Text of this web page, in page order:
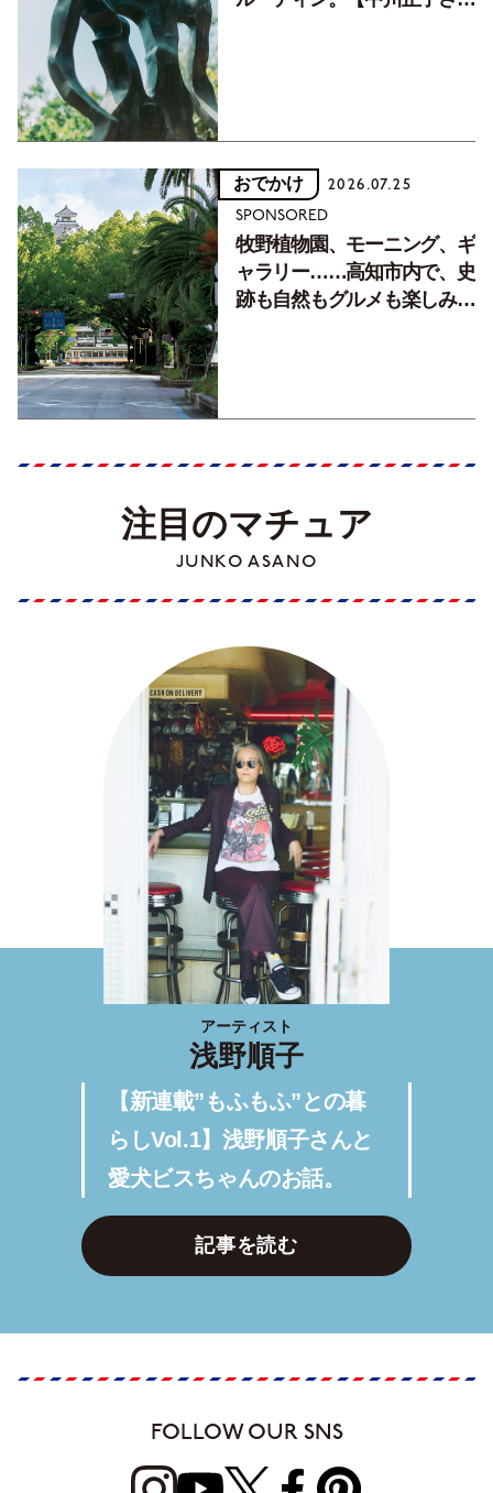
おでかけ 2026.07.25
SPONSORED
牧野植物園、モーニング、ギ
ャラリー……高知市内で、史
跡も自然もグルメも楽しみ尽
注目のマチュア
JUNKO ASANO
アーティスト
浅野順子
【新連載”もふもふ”との暮
らしVol.1】浅野順子さんと
愛犬ビスちゃんのお話。
記事を読む
FOLLOW OUR SNS